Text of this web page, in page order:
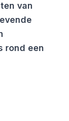
van
rond een